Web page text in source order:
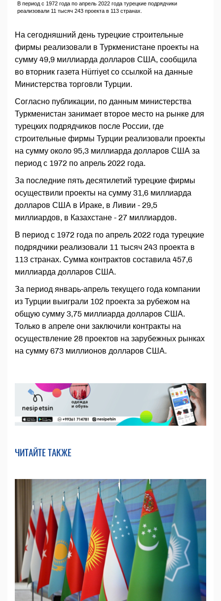
В период с 1972 года по апрель 2022 года турецкие подрядчики
реализовали 11 тысяч 243 проекта в 113 странах.
На сегодняшний день турецкие строительные
фирмы реализовали в Туркменистане проекты на
сумму 49,9 миллиарда долларов США, сообщила
во вторник газета Hürriyet со ссылкой на данные
Министерства торговли Турции.
Согласно публикации, по данным министерства
Туркменистан занимает второе место на рынке для
турецких подрядчиков после России, где
строительные фирмы Турции реализовали проекты
на сумму около 95,3 миллиарда долларов США за
период с 1972 по апрель 2022 года.
За последние пять десятилетий турецкие фирмы
осуществили проекты на сумму 31,6 миллиарда
долларов США в Ираке, в Ливии - 29,5
миллиардов, в Казахстане - 27 миллиардов.
В период с 1972 года по апрель 2022 года турецкие
подрядчики реализовали 11 тысяч 243 проекта в
113 странах. Сумма контрактов составила 457,6
миллиарда долларов США.
За период январь-апрель текущего года компании
из Турции выиграли 102 проекта за рубежом на
общую сумму 3,75 миллиарда долларов США.
Только в апреле они заключили контракты на
осуществление 28 проектов на зарубежных рынках
на сумму 673 миллионов долларов США.
ЧИТАЙТЕ ТАКЖЕ